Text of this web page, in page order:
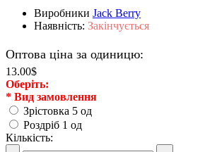
Виробники Jack Berry
Наявність: Закінчується
Оптова ціна за одиницю:
13.00$
Оберiть:
* Вид замовлення
Зрістовка 5 од
Роздріб 1 од
Кількість: